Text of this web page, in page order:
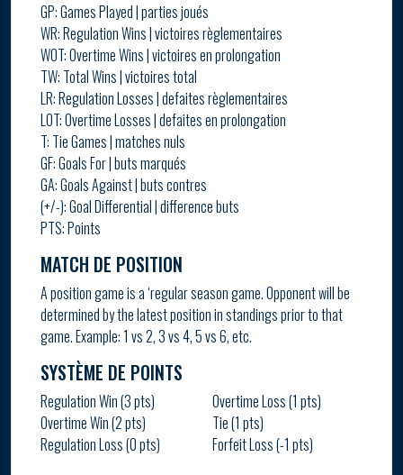
GP: Games Played | parties joués
WR: Regulation Wins | victoires règlementaires
WOT: Overtime Wins | victoires en prolongation
TW: Total Wins | victoires total
LR: Regulation Losses | defaites règlementaires
LOT: Overtime Losses | defaites en prolongation
T: Tie Games | matches nuls
GF: Goals For | buts marqués
GA: Goals Against | buts contres
(+/-): Goal Differential | difference buts
PTS: Points
MATCH DE POSITION
A position game is a ‘regular season game. Opponent will be
determined by the latest position in standings prior to that
game. Example: 1 vs 2, 3 vs 4, 5 vs 6, etc.
SYSTÈME DE POINTS
Regulation Win (3 pts)
Overtime Win (2 pts)
Regulation Loss (0 pts)
Overtime Loss (1 pts)
Tie (1 pts)
Forfeit Loss (-1 pts)